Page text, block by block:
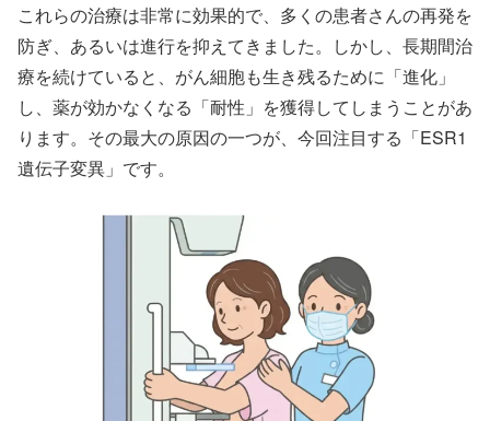
これらの治療は非常に効果的で、多くの患者さんの再発を
防ぎ、あるいは進行を抑えてきました。しかし、長期間治
療を続けていると、がん細胞も生き残るために「進化」
し、薬が効かなくなる「耐性」を獲得してしまうことがあ
ります。その最大の原因の一つが、今回注目する「ESR1
遺伝子変異」です。